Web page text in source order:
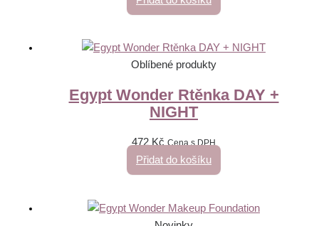
Oblíbené produkty
Egypt Wonder Rtěnka DAY +
NIGHT
472 Kč Cena s DPH
Přidat do košíku